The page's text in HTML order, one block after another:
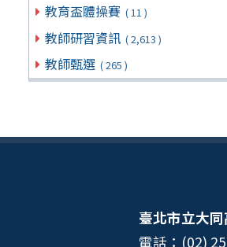
教育盃體操賽 ( 11 )
教師研習資訊 ( 2,613 )
教師甄選 ( 265 )
臺北市立大
電話：(02)